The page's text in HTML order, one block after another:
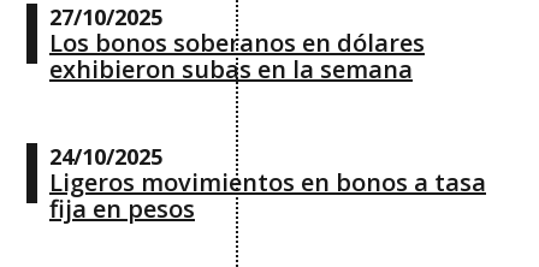
27/10/2025
Los bonos soberanos en dólares
exhibieron subas en la semana
24/10/2025
Ligeros movimientos en bonos a tasa
fija en pesos